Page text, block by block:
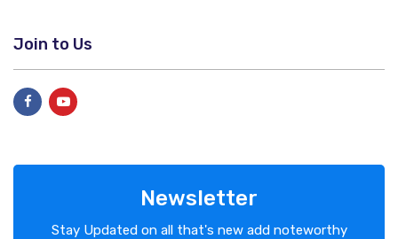
Join to Us
Newsletter
Stay Updated on all that's new add noteworthy